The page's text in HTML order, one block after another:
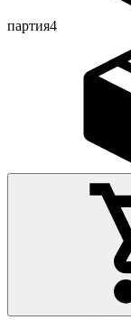
партия4